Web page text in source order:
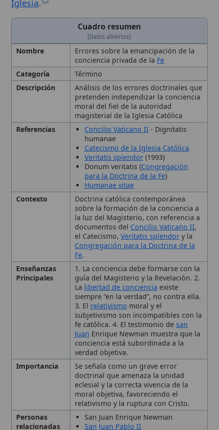
Nombre
Término
Análisis de los errores doctrinales que
pretenden independizar la conciencia
moral del fiel de la autoridad
magisterial de la Iglesia Católica
Referencias
Concilio Vaticano II
humanae
Catecismo de la Iglesia Católica
Veritatis splendor(1993)
Donum veritatis (Congregación
para la Doctrina de la Fe)
Humanae vitae
Doctrina católica contemporánea
sobre la formación de la conciencia a
la luz del Magisterio, con referencia a
documentos delConcilio Vaticano II,
el Catecismo, Veritatis splendory la
Congregación para la Doctrina de la
Fe.
Enseñanzas
1. La conciencia debe formarse con la
guía del Magisterio y la Revelación. 2.
Lalibertad de concienciaexiste
siempre “en la verdad”, no contra ella.
3. El relativismomoral y el
subjetivismo son incompatibles con la
fe católica. 4. El testimonio de
JuanEnrique Newman muestra que la
conciencia está subordinada a la
verdad objetiva.
Se señala como un grave error
doctrinal que amenaza la unidad
eclesial y la correcta vivencia de la
moral objetiva, favoreciendo el
relativismo y la ruptura con Cristo.
San Juan Enrique Newman
San Juan Pablo II
Benedicto XVI
Tipo
Doctrina
Contexto doctrinal de la
conciencia en la Iglesia
católica
🙏 Bienvenido a Wikitólica
Esta enciclopedia es un recurso privado de referencia sin